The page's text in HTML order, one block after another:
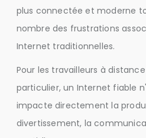
plus connectée et moderne
nombre des frustrations
Internet traditionnelles.
Pour les travailleurs à
particulier, un Internet fiable
impacte directement la
divertissement, la